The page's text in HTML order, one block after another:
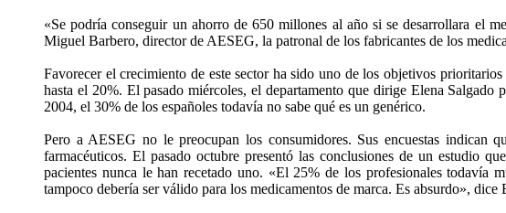
«Se podría conseguir un ahorro de 650 millones al año si se desarrollara el
Miguel Barbero, director de AESEG, la patronal de los fabricantes de los
Favorecer el crecimiento de este sector ha sido uno de los objetivos
hasta el 20%. El pasado miércoles, el departamento que dirige Elena
2004, el 30% de los españoles todavía no sabe qué es un genérico.
Pero a AESEG no le preocupan los consumidores. Sus encuestas indican
farmacéuticos. El pasado octubre presentó las conclusiones de un estudio
pacientes nunca le han recetado uno. «El 25% de los profesionales todavía
tampoco debería ser válido para los medicamentos de marca. Es absurdo», dice